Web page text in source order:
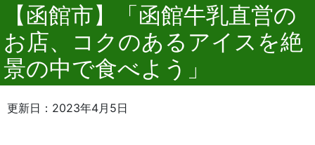
【函館市】「函館牛乳直営の
お店、コクのあるアイスを絶
景の中で食べよう」
更新日：2023年4月5日